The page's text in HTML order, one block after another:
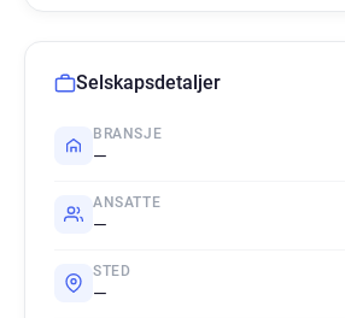
Selskapsdetaljer
BRANSJE
—
ANSATTE
—
STED
—